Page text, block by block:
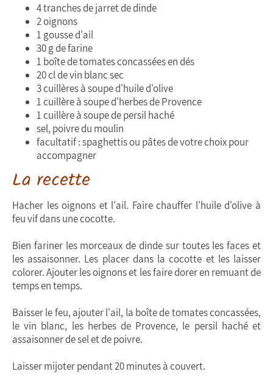
4 tranches de jarret de dinde
2 oignons
1 gousse d'ail
30 g de farine
1 boîte de tomates concassées en dés
20 cl de vin blanc sec
3 cuillères à soupe d'huile d'olive
1 cuillère à soupe d'herbes de Provence
1 cuillère à soupe de persil haché
sel, poivre du moulin
facultatif : spaghettis ou pâtes de votre choix pour
accompagner
La recette
Hacher les oignons et l'ail. Faire chauffer l'huile d'olive à
feu vif dans une cocotte.
Bien fariner les morceaux de dinde sur toutes les faces et
les assaisonner. Les placer dans la cocotte et les laisser
colorer. Ajouter les oignons et les faire dorer en remuant de
temps en temps.
Baisser le feu, ajouter l'ail, la boîte de tomates concassées,
le vin blanc, les herbes de Provence, le persil haché et
assaisonner de sel et de poivre.
Laisser mijoter pendant 20 minutes à couvert.